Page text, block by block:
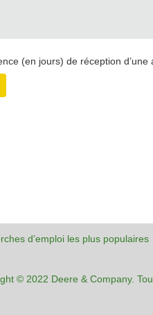
(en jours) de réception d’une
d’emploi les plus populaires
© 2022 Deere & Company.